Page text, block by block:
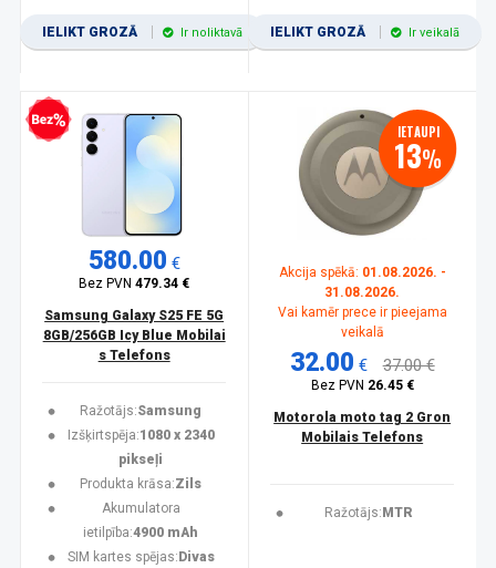
IELIKT GROZĀ Ir noliktavā IELIKT GROZĀ Ir veikalā
kredīts
580.00 €
Bez PVN479.34 €
Samsung Galaxy S25 FE 5G
8GB/256GB Icy Blue Mobilai
s Telefons
Ražotājs:Samsung
Izšķirtspēja:1080 x 2340
pikseļi
Produkta krāsa:Zils
Akumulatora
ietilpība:4900 mAh
SIM kartes spējas: Divas
IETAUPI
13%
Akcija spēkā: 01.08.2026. -
31.08.2026.
Vai kamēr prece ir pieejama
veikalā
32.00 € 37.00 €
Bez PVN 26.45 €
Motorola moto tag 2 Gron
Mobilais Telefons
Ražotājs: MTR